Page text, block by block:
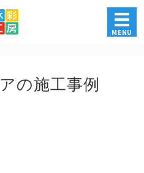
水道・電気・ガス・各種
MENU
の施工事例